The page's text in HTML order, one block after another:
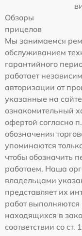
Обзоры
прицелов
Мы занимаемся
обслуживанием
гарантийного
работает
авторизации от
указанные на
ознакомительный
офертой согласно
обозначения
упоминаются
чтобы обозначить
работаем. Наша
владельцами
представляет их
работ выполняются
находящихся в
соответствии со